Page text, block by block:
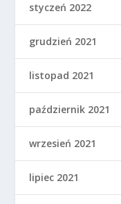
styczeń 2022
grudzień 2021
listopad 2021
październik 2021
wrzesień 2021
lipiec 2021